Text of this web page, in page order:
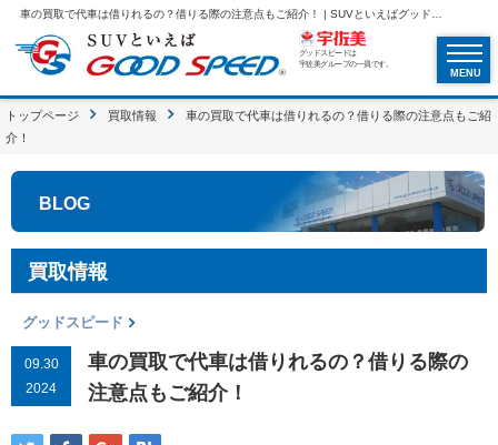
グッドスピードは
宇佐美グループの一員です。
MENU
トップページ 買取情報
車の買取で代車は借りれるの？借りる際の注意点もご紹
介！
BLOG
買取情報
グッドスピード
09.30
2024
車の買取で代車は借りれるの？借りる際の
注意点もご紹介！